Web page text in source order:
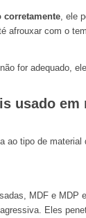
corretamente, ele
afrouxar com o
for adequado,
usado em
ao tipo de material
MDF e MDP
Eles